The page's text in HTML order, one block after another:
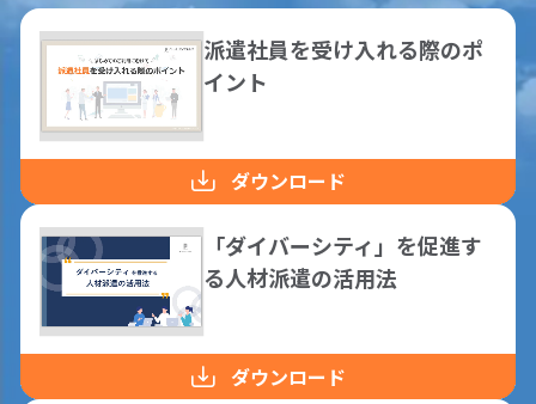
派遣社員を受け入れる際のポ
イント
ダウンロード
「ダイバーシティ」を促進す
る人材派遣の活用法
ダウンロード